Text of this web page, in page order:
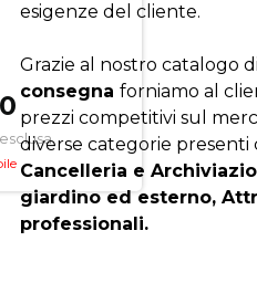
esigenze del cliente.
Grazie al nostro catalogo
consegnaforniamo al
prezzi competitivi sul
diverse categorie presenti
Cancelleria e
giardino ed esterno,
professionali.